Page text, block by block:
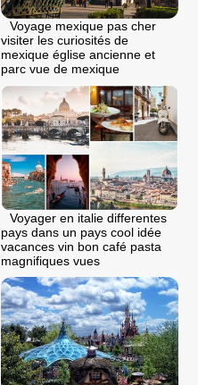
Voyage mexique pas cher
visiter les curiosités de
mexique église ancienne et
parc vue de mexique
Voyager en italie differentes
pays dans un pays cool idée
vacances vin bon café pasta
magnifiques vues